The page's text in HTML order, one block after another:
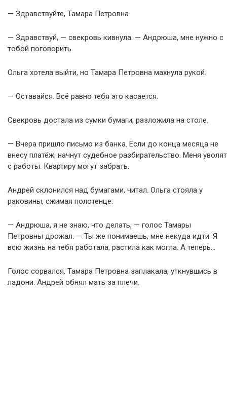
— Здравствуйте, Тамара Петровна.
— Здравствуй, — свекровь кивнула. — Андрюша, мне нужно с
тобой поговорить.
Ольга хотела выйти, но Тамара Петровна махнула рукой.
— Оставайся. Всё равно тебя это касается.
Свекровь достала из сумки бумаги, разложила на столе.
— Вчера пришло письмо из банка. Если до конца месяца не
внесу платёж, начнут судебное разбирательство. Меня уволят
с работы. Квартиру могут забрать.
Андрей склонился над бумагами, читал. Ольга стояла у
раковины, сжимая полотенце.
— Андрюша, я не знаю, что делать, — голос Тамары
Петровны дрожал. — Ты же понимаешь, мне некуда идти. Я
всю жизнь на тебя работала, растила как могла. А теперь…
Голос сорвался. Тамара Петровна заплакала, уткнувшись в
ладони. Андрей обнял мать за плечи.